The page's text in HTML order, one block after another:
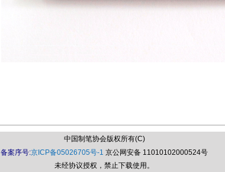
中国制笔协会版权所有(C)
备案序号:京ICP备05026705号-1 京公网安备 11010102000524号
未经协议授权，禁止下载使用。